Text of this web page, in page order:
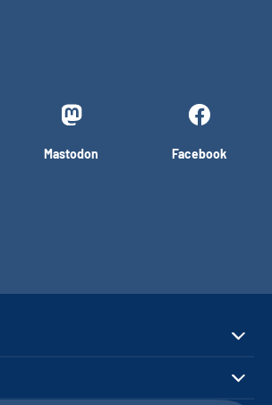
Mastodon Facebook